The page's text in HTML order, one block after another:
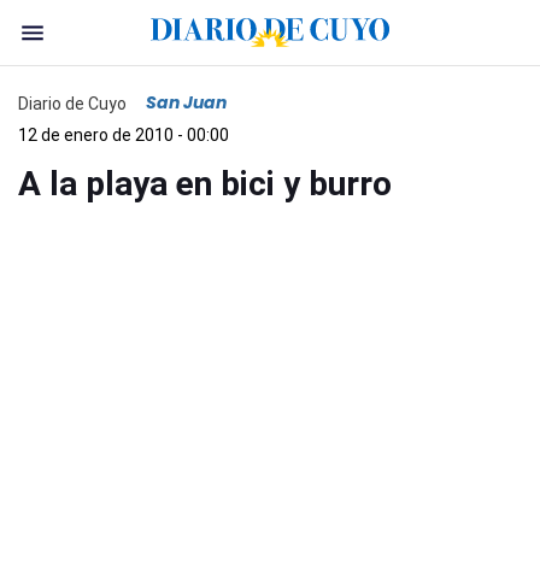
Diario de Cuyo San Juan
12 de enero de 2010 - 00:00
A la playa en bici y burro